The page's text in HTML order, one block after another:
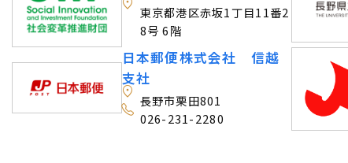
東京都港区赤坂1丁目11番2
8号 6階
日本郵便株式会社 信越
支社
長野市栗田801
026-231-2280